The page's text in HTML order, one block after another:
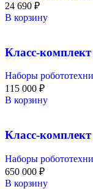
24 690 ₽
В корзину
Класс-
Наборы
115 000 ₽
В корзину
Класс-
Наборы
650 000 ₽
В корзину